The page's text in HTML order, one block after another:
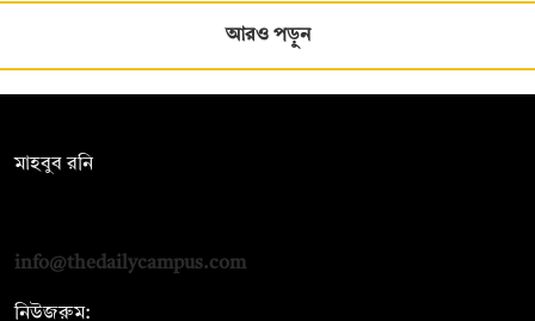
আরও পড়ুন
মাহবুব রনি
info@thedailycampus.com
নিউজরুম: